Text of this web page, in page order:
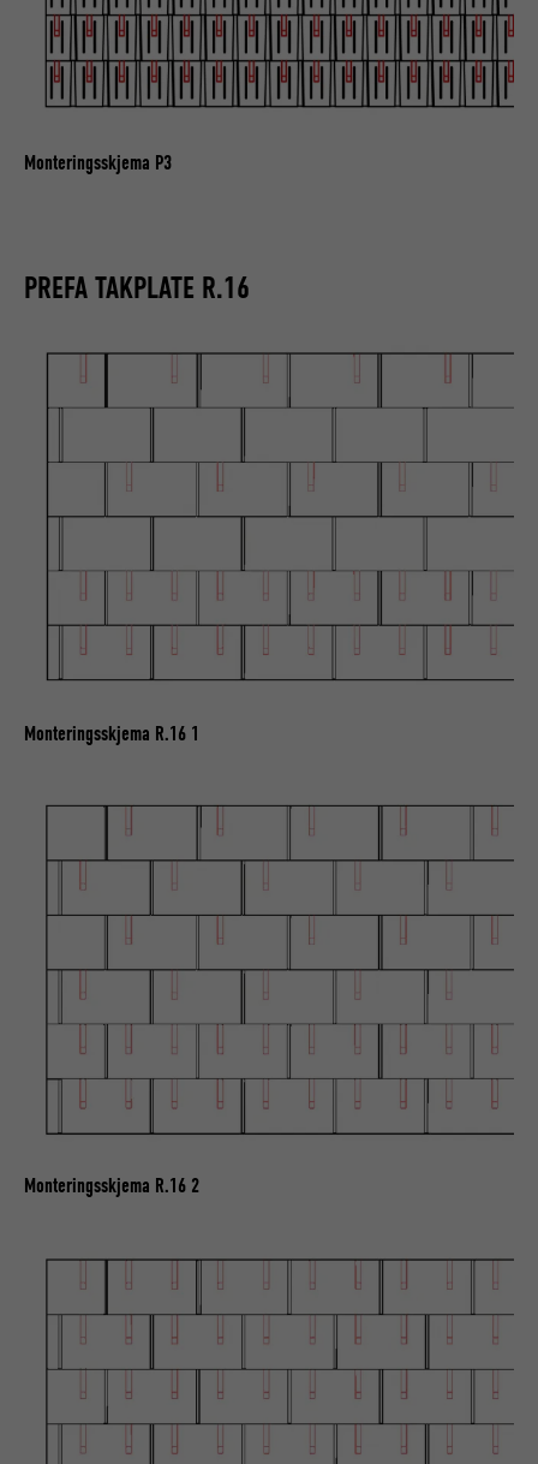
Monteringsskjema P3
PREFA TAKPLATE R.16
Monteringsskjema R.16 1
Monteringsskjema R.16 2